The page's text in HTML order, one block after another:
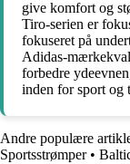
give komfort og
Tiro-serien er
fokuseret på
Adidas-
forbedre
inden for sport og
Andre populære
Sportsstrømper•